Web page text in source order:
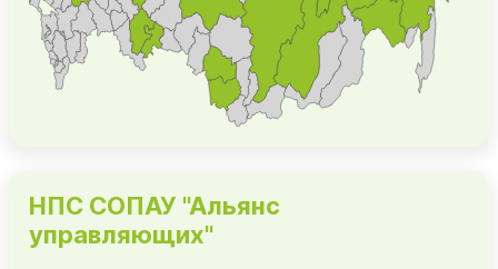
НПС СОПАУ "Альянс
управляющих"